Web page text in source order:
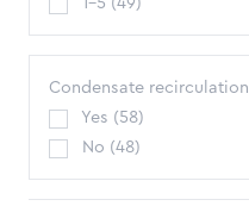
Condensate recirculation
Yes (58)
No (48)